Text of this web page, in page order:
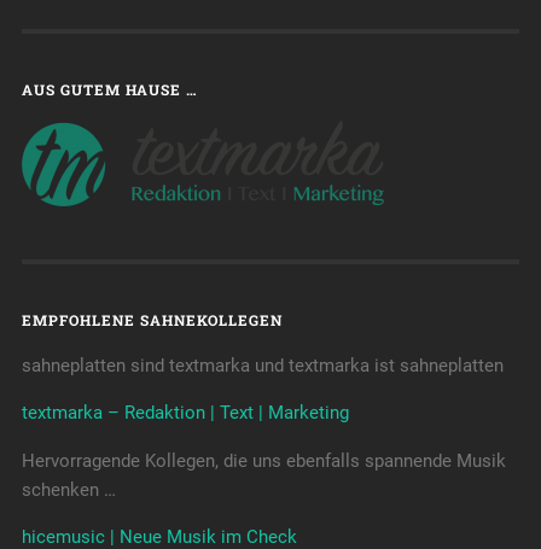
AUS GUTEM HAUSE …
EMPFOHLENE SAHNEKOLLEGEN
sahneplatten sind textmarka und textmarka ist sahneplatten
textmarka – Redaktion | Text | Marketing
Hervorragende Kollegen, die uns ebenfalls spannende Musik
schenken …
hicemusic | Neue Musik im Check